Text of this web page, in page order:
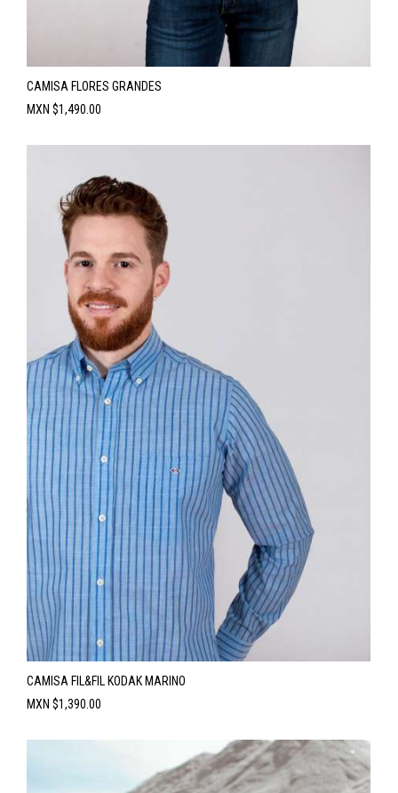
CAMISA FLORES GRANDES
Precio
MXN $1,490.00
CAMISA FIL&FIL KODAK MARINO
Precio
MXN $1,390.00